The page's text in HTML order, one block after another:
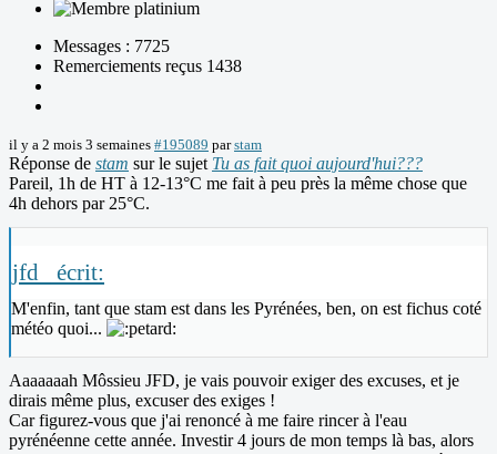
Messages : 7725
Remerciements reçus 1438
il y a 2 mois 3 semaines #195089 parstam
Réponse de stam sur le sujet Tu as fait quoi aujourd'hui???
Pareil, 1h de HT à 12-13°C me fait à peu près la même chose que
4h dehors par 25°C.
jfd_ écrit:
M'enfin, tant que stam est dans les Pyrénées, ben, on est fichus coté
météo quoi...
Aaaaaaah Môssieu JFD, je vais pouvoir exiger des excuses, et je
dirais même plus, excuser des exiges !
Car figurez-vous que j'ai renoncé à me faire rincer à l'eau
pyrénéenne cette année. Investir 4 jours de mon temps là bas, alors